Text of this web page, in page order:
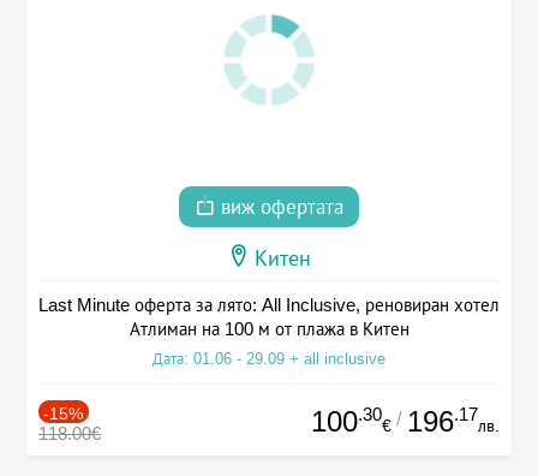
виж офертата
Китен
Last Minute оферта за лято: All Inclusive, реновиран хотел
Атлиман на 100 м от плажа в Китен
Дата: 01.06 - 29.09 + all inclusive
-15%
118.00€ 100.30
€ / 196.17
лв.